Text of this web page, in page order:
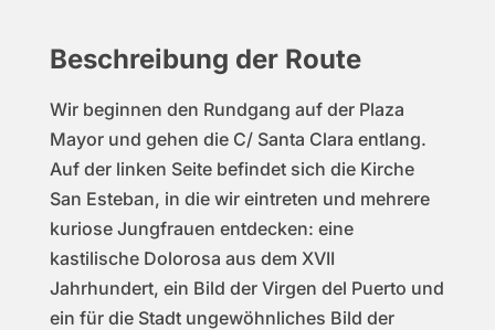
Beschreibung der Route
Wir beginnen den Rundgang auf der Plaza
Mayor und gehen die C/ Santa Clara entlang.
Auf der linken Seite befindet sich die Kirche
San Esteban, in die wir eintreten und mehrere
kuriose Jungfrauen entdecken: eine
kastilische Dolorosa aus dem XVII
Jahrhundert, ein Bild der Virgen del Puerto und
ein für die Stadt ungewöhnliches Bild der